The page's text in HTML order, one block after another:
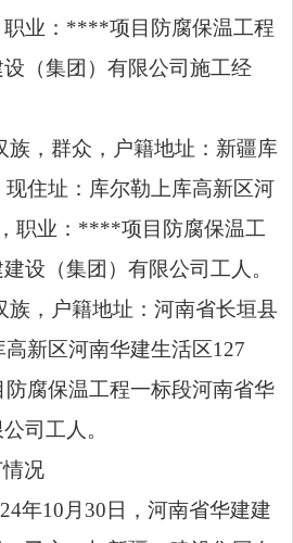
职业：****项目防腐保温工程
（集团）有限公司施工经
族，群众，户籍地址：新疆库
住址：库尔勒上库高新区河
职业：****项目防腐保温工
设（集团）有限公司工人。
族，户籍地址：河南省长垣县
新区河南华建生活区127
腐保温工程一标段河南省华
司工人。
情况
年10月30日，河南省华建建